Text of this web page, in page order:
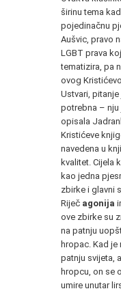
širinu tema
pojedinačnu
Aušvic, pravo
LGBT prava
tematizira, pa
ovog
Ustvari,
potrebna – nju
opisala
Kristićeve
navedena u
kvalitet. Cijela
kao jedna
zbirke i glavni
Riječ agonija
ove zbirke su
na patnju
hropac. Kad
patnju svijeta,
hropcu, on se
umire unutar